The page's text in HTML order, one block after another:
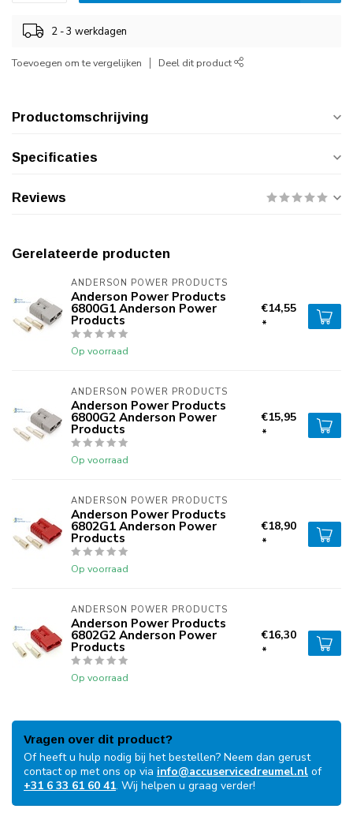
2 - 3 werkdagen
Toevoegen om te vergelijken Deel dit product
Productomschrijving
Specificaties
Reviews
Gerelateerde producten
ANDERSON POWER PRODUCTS
Anderson Power Products
6800G1 Anderson Power
Products
Op voorraad
€14,55
*
ANDERSON POWER PRODUCTS
Anderson Power Products
6800G2 Anderson Power
Products
Op voorraad
€15,95
*
ANDERSON POWER PRODUCTS
Anderson Power Products
6802G1 Anderson Power
Products
Op voorraad
€18,90
*
ANDERSON POWER PRODUCTS
Anderson Power Products
6802G2 Anderson Power
Products
Op voorraad
€16,30
*
Vragen over dit product?
Of heeft u hulp nodig bij het bestellen? Neem dan gerust
contact op met ons op via info@accuservicedreumel.nl of
+31 6 33 61 60 41. Wij helpen u graag verder!